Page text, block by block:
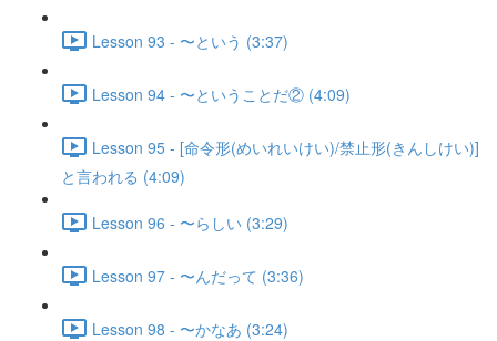
Lesson 93 - 〜という (3:37)
Lesson 94 - 〜ということだ② (4:09)
Lesson 95 - [命令形(めいれいけい)/禁止形(きんしけい)]
と言われる (4:09)
Lesson 96 - 〜らしい (3:29)
Lesson 97 - 〜んだって (3:36)
Lesson 98 - 〜かなあ (3:24)